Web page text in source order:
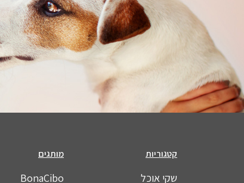
קטגוריות
שקי אוכל
מותגים
BonaCibo